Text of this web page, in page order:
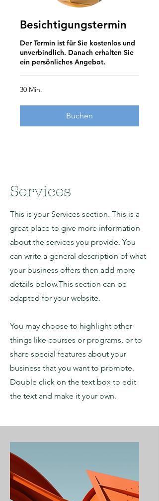
Besichtigungstermin
Der Termin ist für Sie kostenlos und
unverbindlich. Danach erhalten Sie
ein persönliches Angebot.
30 Min.
Buchen
Services
This is your Services section. This is a
great place to give more information
about the services you provide. You
can write a general description of what
your business offers then add more
details below.This section can be
adapted for your website.
You may choose to highlight other
things like courses or programs, or to
share special features about your
business that you want to promote.
Double click on the text box to edit
the text and make it your own.